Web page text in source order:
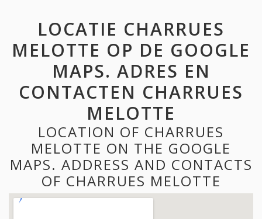
LOCATIE CHARRUES
MELOTTE OP DE GOOGLE
MAPS. ADRES EN
CONTACTEN CHARRUES
MELOTTE
LOCATION OF CHARRUES
MELOTTE ON THE GOOGLE
MAPS. ADDRESS AND CONTACTS
OF CHARRUES MELOTTE